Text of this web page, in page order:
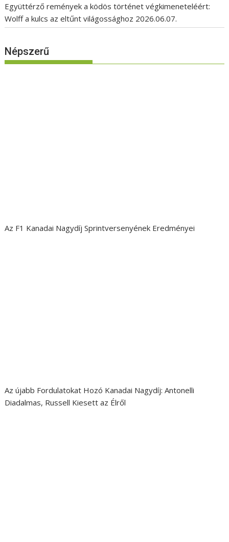
Együttérző remények a ködös történet végkimeneteléért:
Wolff a kulcs az eltűnt világossághoz 2026.06.07.
Népszerű
Az F1 Kanadai Nagydíj Sprintversenyének Eredményei
Az újabb Fordulatokat Hozó Kanadai Nagydíj: Antonelli
Diadalmas, Russell Kiesett az Élről